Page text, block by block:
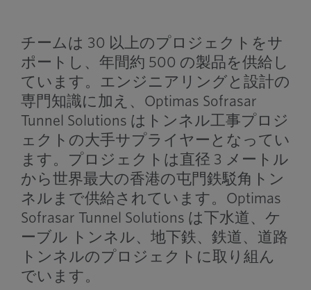
チームは 30 以上のプロジェクトをサ
ポートし、年間約 500 の製品を供給し
ています。エンジニアリングと設計の
専門知識に加え、Optimas Sofrasar
Tunnel Solutions はトンネル工事プロジ
ェクトの大手サプライヤーとなってい
ます。プロジェクトは直径 3 メートル
から世界最大の香港の屯門鉄駁角トン
ネルまで供給されています。Optimas
Sofrasar Tunnel Solutions は下水道、ケ
ーブル トンネル、地下鉄、鉄道、道路
トンネルのプロジェクトに取り組ん
でいます。